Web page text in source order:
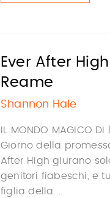
Ever After
Reame
Shannon Hale
IL MONDO MAGICO
Giorno della
After High giurano
genitori fiabeschi, e
figlia della ...